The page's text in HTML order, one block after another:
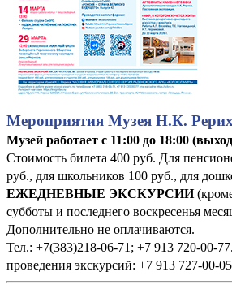
Мероприятия Музея Н.К.
Музей работает с 11:00 до 18:00
Стоимость билета 400 руб. Для
руб., для школьников 100 руб., для
ЕЖЕДНЕВНЫЕ ЭКСКУРСИИ
субботы и последнего воскресенья
Дополнительно не оплачиваются.
Тел.: +7(383)218-06-71; +7 913 720-00-
проведения экскурсий: +7 913 727-00-